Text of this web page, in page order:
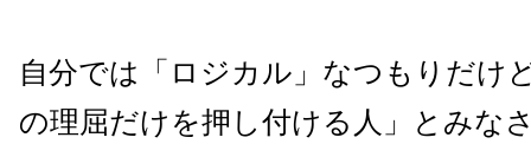
自分では「ロジカル」なつもりだけ
の理屈だけを押し付ける人」とみな